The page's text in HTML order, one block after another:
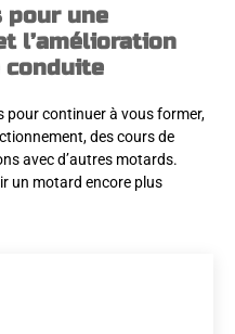
pour une
l’amélioration
conduite
pour continuer à vous former,
des cours de
avec d’autres motards.
un motard encore plus